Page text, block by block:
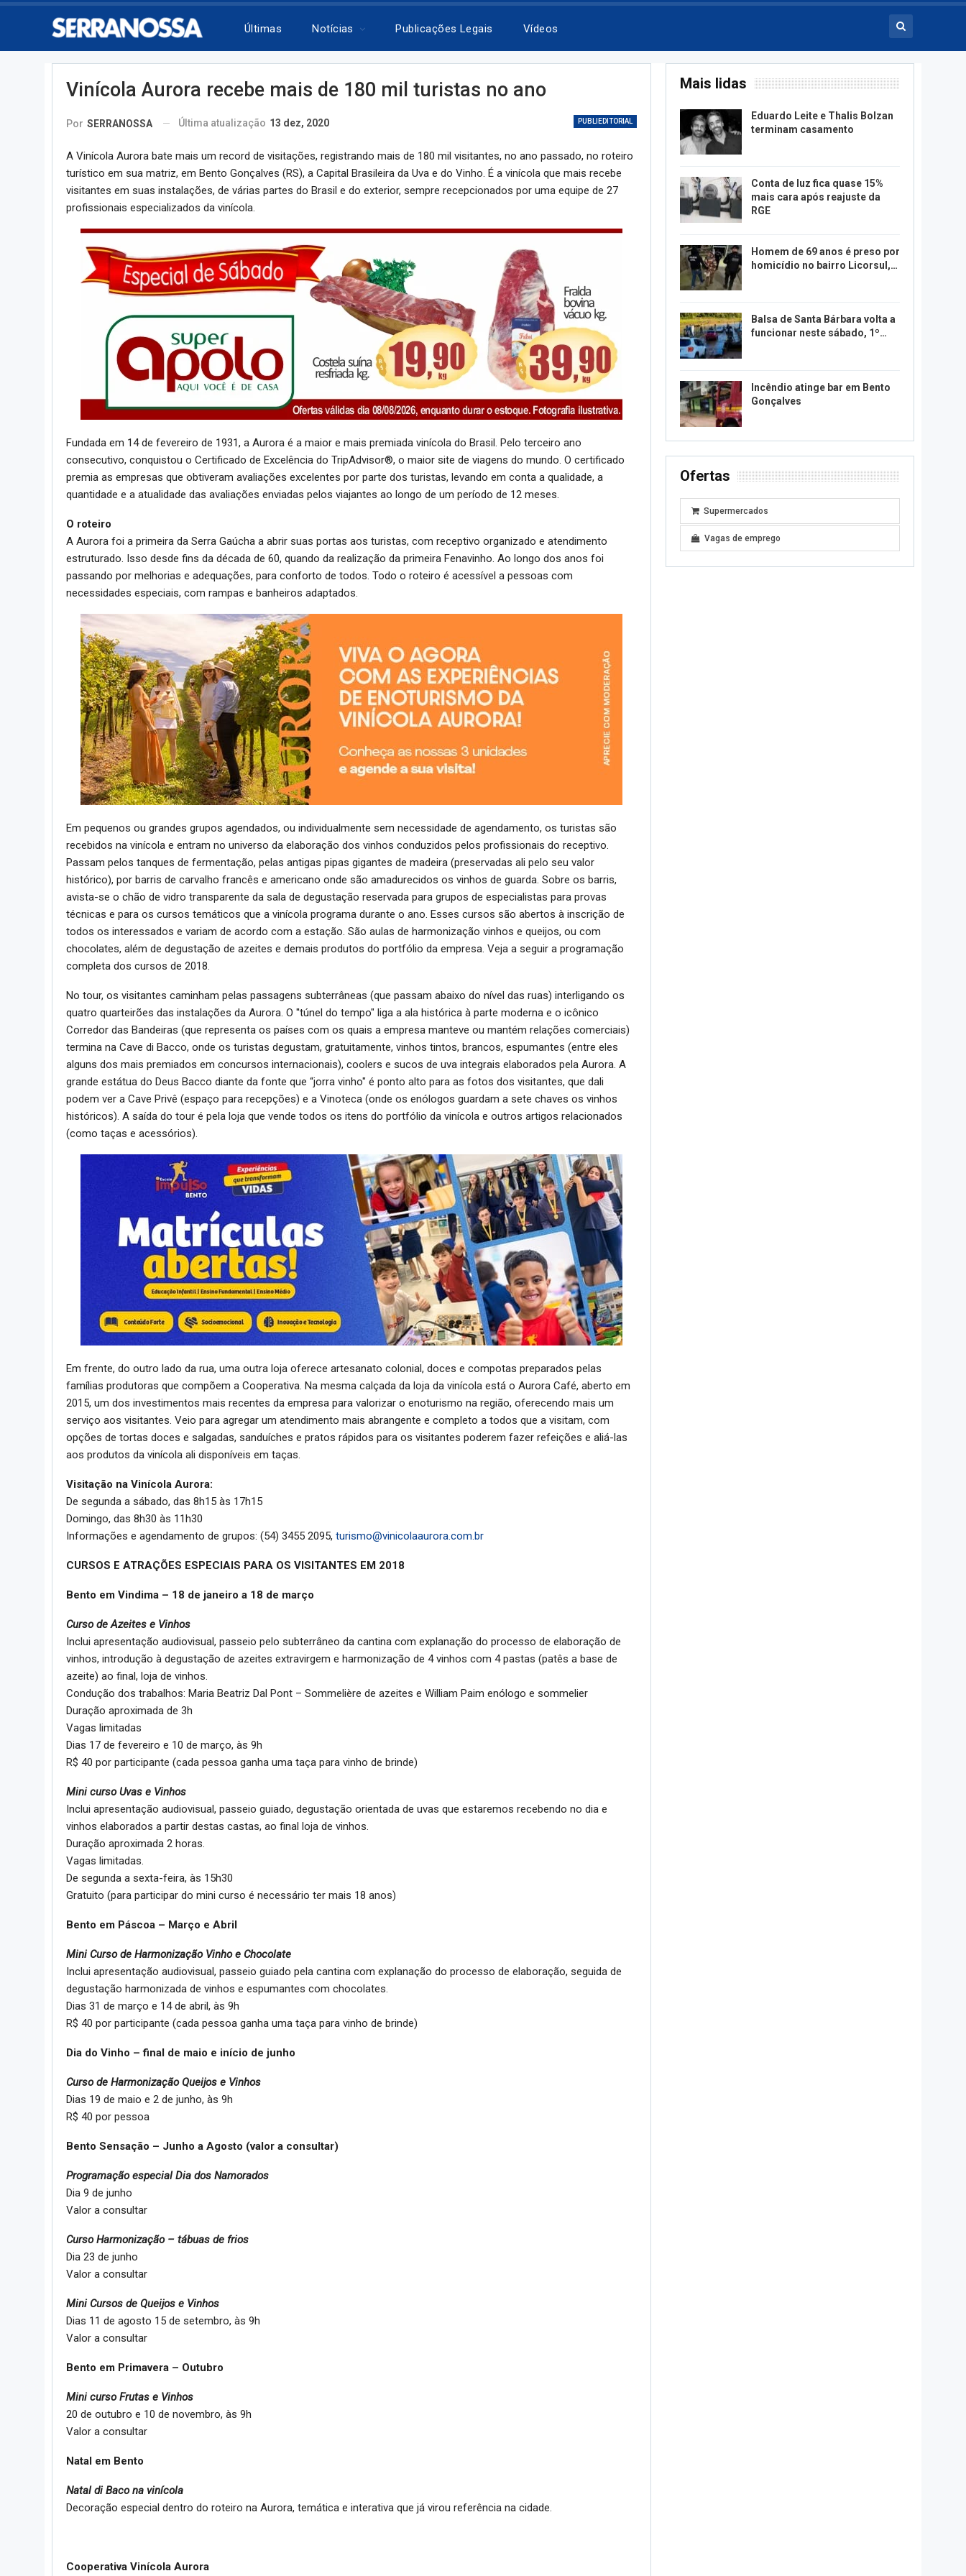
Últimas Notícias Publicações Legais Vídeos
Vinícola Aurora recebe mais de 180 mil turistas no ano
PUBLIEDITORIAL
Por SERRANOSSA Última atualização 13 dez, 2020
A Vinícola Aurora bate mais um record de visitações, registrando mais de 180 mil visitantes, no ano passado, no roteiro
turístico em sua matriz, em Bento Gonçalves (RS), a Capital Brasileira da Uva e do Vinho. É a vinícola que mais recebe
visitantes em suas instalações, de várias partes do Brasil e do exterior, sempre recepcionados por uma equipe de 27
profissionais especializados da vinícola.
Fundada em 14 de fevereiro de 1931, a Aurora é a maior e mais premiada vinícola do Brasil. Pelo terceiro ano
consecutivo, conquistou o Certificado de Excelência do TripAdvisor®, o maior site de viagens do mundo. O certificado
premia as empresas que obtiveram avaliações excelentes por parte dos turistas, levando em conta a qualidade, a
quantidade e a atualidade das avaliações enviadas pelos viajantes ao longo de um período de 12 meses.
O roteiro
A Aurora foi a primeira da Serra Gaúcha a abrir suas portas aos turistas, com receptivo organizado e atendimento
estruturado. Isso desde fins da década de 60, quando da realização da primeira Fenavinho. Ao longo dos anos foi
passando por melhorias e adequações, para conforto de todos. Todo o roteiro é acessível a pessoas com
necessidades especiais, com rampas e banheiros adaptados.
Em pequenos ou grandes grupos agendados, ou individualmente sem necessidade de agendamento, os turistas são
recebidos na vinícola e entram no universo da elaboração dos vinhos conduzidos pelos profissionais do receptivo.
Passam pelos tanques de fermentação, pelas antigas pipas gigantes de madeira (preservadas ali pelo seu valor
histórico), por barris de carvalho francês e americano onde são amadurecidos os vinhos de guarda. Sobre os barris,
avista-se o chão de vidro transparente da sala de degustação reservada para grupos de especialistas para provas
técnicas e para os cursos temáticos que a vinícola programa durante o ano. Esses cursos são abertos à inscrição de
todos os interessados e variam de acordo com a estação. São aulas de harmonização vinhos e queijos, ou com
chocolates, além de degustação de azeites e demais produtos do portfólio da empresa. Veja a seguir a programação
completa dos cursos de 2018.
No tour, os visitantes caminham pelas passagens subterrâneas (que passam abaixo do nível das ruas) interligando os
quatro quarteirões das instalações da Aurora. O ''túnel do tempo" liga a ala histórica à parte moderna e o icônico
Corredor das Bandeiras (que representa os países com os quais a empresa manteve ou mantém relações comerciais)
termina na Cave di Bacco, onde os turistas degustam, gratuitamente, vinhos tintos, brancos, espumantes (entre eles
alguns dos mais premiados em concursos internacionais), coolers e sucos de uva integrais elaborados pela Aurora. A
grande estátua do Deus Bacco diante da fonte que “jorra vinho" é ponto alto para as fotos dos visitantes, que dali
podem ver a Cave Privê (espaço para recepções) e a Vinoteca (onde os enólogos guardam a sete chaves os vinhos
históricos). A saída do tour é pela loja que vende todos os itens do portfólio da vinícola e outros artigos relacionados
(como taças e acessórios).
Em frente, do outro lado da rua, uma outra loja oferece artesanato colonial, doces e compotas preparados pelas
famílias produtoras que compõem a Cooperativa. Na mesma calçada da loja da vinícola está o Aurora Café, aberto em
2015, um dos investimentos mais recentes da empresa para valorizar o enoturismo na região, oferecendo mais um
serviço aos visitantes. Veio para agregar um atendimento mais abrangente e completo a todos que a visitam, com
opções de tortas doces e salgadas, sanduíches e pratos rápidos para os visitantes poderem fazer refeições e aliá-las
aos produtos da vinícola ali disponíveis em taças.
Visitação na Vinícola Aurora:
De segunda a sábado, das 8h15 às 17h15
Domingo, das 8h30 às 11h30
Informações e agendamento de grupos: (54) 3455 2095, turismo@vinicolaaurora.com.br
CURSOS E ATRAÇÕES ESPECIAIS PARA OS VISITANTES EM 2018
Bento em Vindima – 18 de janeiro a 18 de março
Curso de Azeites e Vinhos
Inclui apresentação audiovisual, passeio pelo subterrâneo da cantina com explanação do processo de elaboração de
vinhos, introdução à degustação de azeites extravirgem e harmonização de 4 vinhos com 4 pastas (patês a base de
azeite) ao final, loja de vinhos.
Condução dos trabalhos: Maria Beatriz Dal Pont – Sommelière de azeites e William Paim enólogo e sommelier
Duração aproximada de 3h
Vagas limitadas
Dias 17 de fevereiro e 10 de março, às 9h
R$ 40 por participante (cada pessoa ganha uma taça para vinho de brinde)
Mini curso Uvas e Vinhos
Inclui apresentação audiovisual, passeio guiado, degustação orientada de uvas que estaremos recebendo no dia e
vinhos elaborados a partir destas castas, ao final loja de vinhos.
Duração aproximada 2 horas.
Vagas limitadas.
De segunda a sexta-feira, às 15h30
Gratuito (para participar do mini curso é necessário ter mais 18 anos)
Bento em Páscoa – Março e Abril
Mini Curso de Harmonização Vinho e Chocolate
Inclui apresentação audiovisual, passeio guiado pela cantina com explanação do processo de elaboração, seguida de
degustação harmonizada de vinhos e espumantes com chocolates.
Dias 31 de março e 14 de abril, às 9h
R$ 40 por participante (cada pessoa ganha uma taça para vinho de brinde)
Dia do Vinho – final de maio e início de junho
Curso de Harmonização Queijos e Vinhos
Dias 19 de maio e 2 de junho, às 9h
R$ 40 por pessoa
Bento Sensação – Junho a Agosto (valor a consultar)
Programação especial Dia dos Namorados
Dia 9 de junho
Valor a consultar
Curso Harmonização – tábuas de frios
Dia 23 de junho
Valor a consultar
Mini Cursos de Queijos e Vinhos
Dias 11 de agosto 15 de setembro, às 9h
Valor a consultar
Bento em Primavera – Outubro
Mini curso Frutas e Vinhos
20 de outubro e 10 de novembro, às 9h
Valor a consultar
Natal em Bento
Natal di Baco na vinícola
Decoração especial dentro do roteiro na Aurora, temática e interativa que já virou referência na cidade.
Cooperativa Vinícola Aurora
Mais lidas
Eduardo Leite e Thalis Bolzan
terminam casamento
Conta de luz fica quase 15%
mais cara após reajuste da
RGE
Homem de 69 anos é preso por
homicídio no bairro Licorsul,…
Balsa de Santa Bárbara volta a
funcionar neste sábado, 1º…
Incêndio atinge bar em Bento
Gonçalves
Ofertas
Supermercados
Vagas de emprego